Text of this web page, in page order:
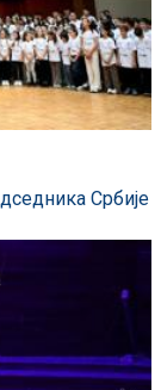
Србије